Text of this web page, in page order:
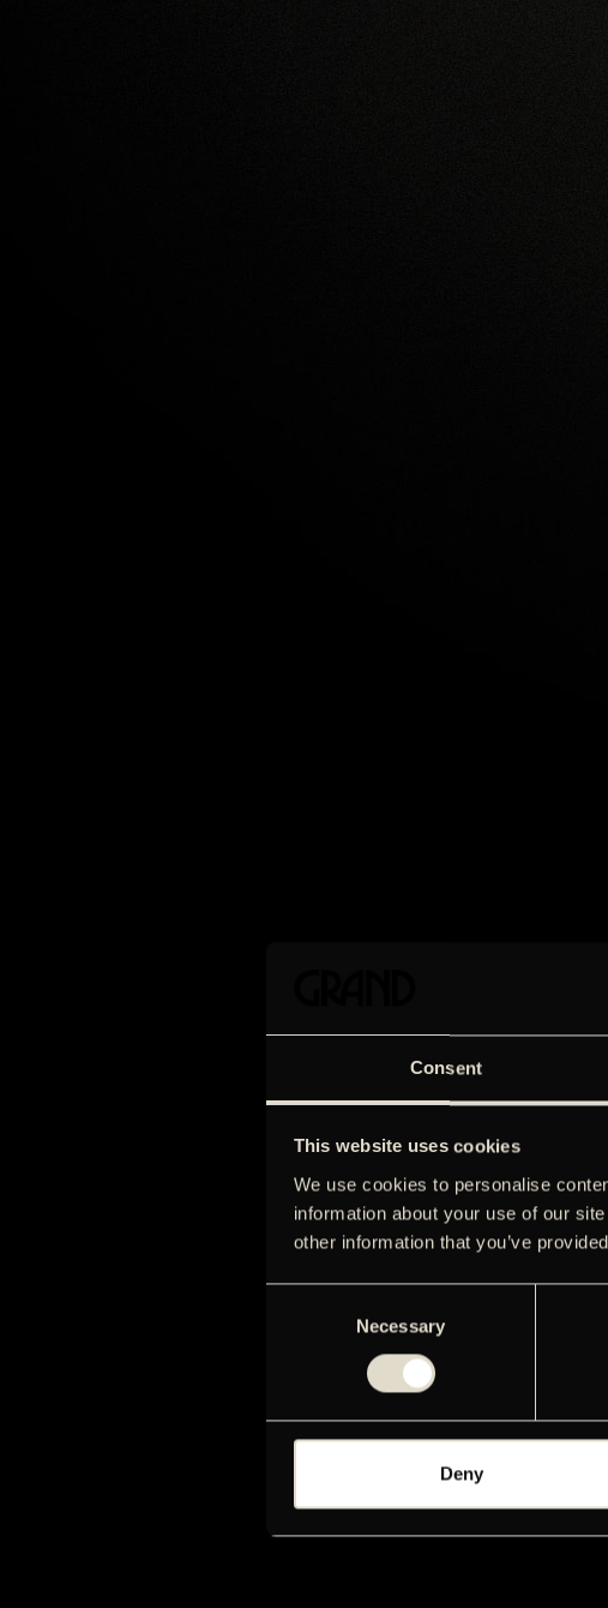
Consent
This website uses cookies
We use cookies to personalise
information about your use of our
other information that you’ve
Necessary
Deny